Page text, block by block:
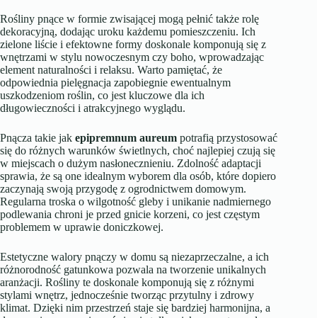
Rośliny pnące w formie zwisającej mogą pełnić także rolę
dekoracyjną, dodając uroku każdemu pomieszczeniu. Ich
zielone liście i efektowne formy doskonale komponują się z
wnętrzami w stylu nowoczesnym czy boho, wprowadzając
element naturalności i relaksu. Warto pamiętać, że
odpowiednia pielęgnacja zapobiegnie ewentualnym
uszkodzeniom roślin, co jest kluczowe dla ich
długowieczności i atrakcyjnego wyglądu.
Pnącza takie jak epipremnum aureum potrafią przystosować
się do różnych warunków świetlnych, choć najlepiej czują się
w miejscach o dużym nasłonecznieniu. Zdolność adaptacji
sprawia, że są one idealnym wyborem dla osób, które dopiero
zaczynają swoją przygodę z ogrodnictwem domowym.
Regularna troska o wilgotność gleby i unikanie nadmiernego
podlewania chroni je przed gnicie korzeni, co jest częstym
problemem w uprawie doniczkowej.
Estetyczne walory pnączy w domu są niezaprzeczalne, a ich
różnorodność gatunkowa pozwala na tworzenie unikalnych
aranżacji. Rośliny te doskonale komponują się z różnymi
stylami wnętrz, jednocześnie tworząc przytulny i zdrowy
klimat. Dzięki nim przestrzeń staje się bardziej harmonijna, a